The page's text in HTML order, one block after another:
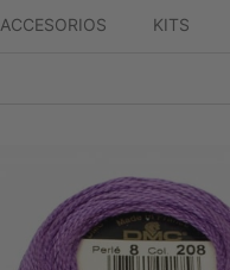
ACCESORIOS KITS